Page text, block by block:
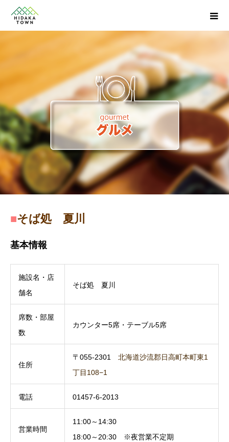
■そば処 夏川
基本情報
施設名・店
舗名
そば処 夏川
席数・部屋
数
カウンター5席・テーブル5席
住所
〒055-2301 北海道沙流郡日高町本町東1
丁目108−1
電話 01457-6-2013
営業時間
11:00～14:30
18:00～20:30 ※夜営業不定期